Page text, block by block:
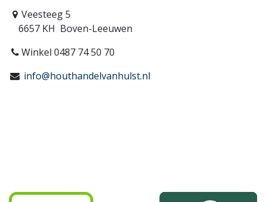
Veesteeg 5
6657 KH Boven-Leeuwen
Winkel 0487 74 50 70
info@houthandelvanhulst.nl